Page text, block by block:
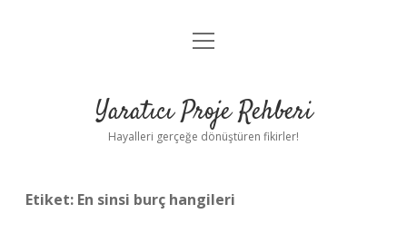
Anasayfa
Yasal Uyarı
menüyü
Yaratıcı Proje Rehberi
Hayalleri gerçeğe dönüştüren fikirler!
Etiket: En sinsi burç hangileri